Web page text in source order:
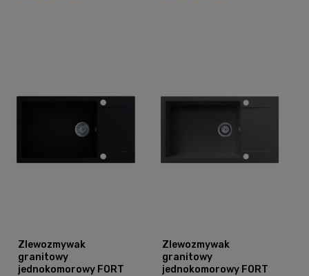
Zlewozmywak
granitowy
jednokomorowy FORT
Zlewozmywak
granitowy
jednokomorowy FORT